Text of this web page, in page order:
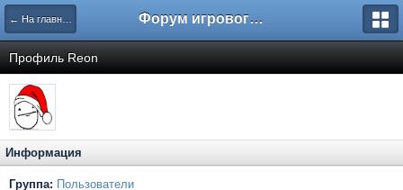
← На главную Форум игрового проекта Riverrise
Профиль Reon
Информация
Группа: Пользователи